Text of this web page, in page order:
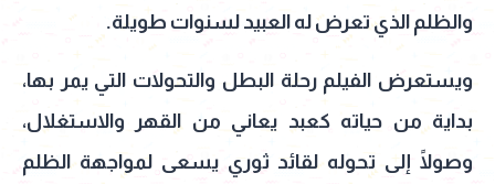
والظلم الذي تعرض له العبيد لسنوات طويلة.
ويستعرض الفيلم رحلة البطل والتحولات التي يمر بها،
بداية من حياته كعبد يعاني من القهر والاستغلال،
وصولًا إلى تحوله لقائد ثوري يسعى لمواجهة الظلم